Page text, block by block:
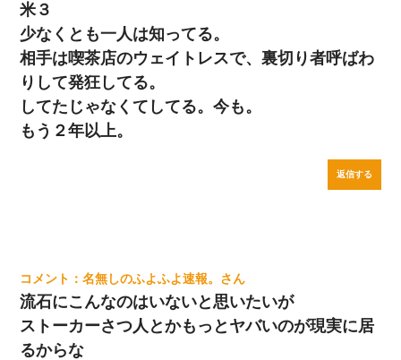
米３
少なくとも一人は知ってる。
相手は喫茶店のウェイトレスで、裏切り者呼ばわ
りして発狂してる。
してたじゃなくてしてる。今も。
もう２年以上。
返信する
名無しのふよふよ速報。
流石にこんなのはいないと思いたいが
ストーカーさつ人とかもっとヤバいのが現実に居
るからな